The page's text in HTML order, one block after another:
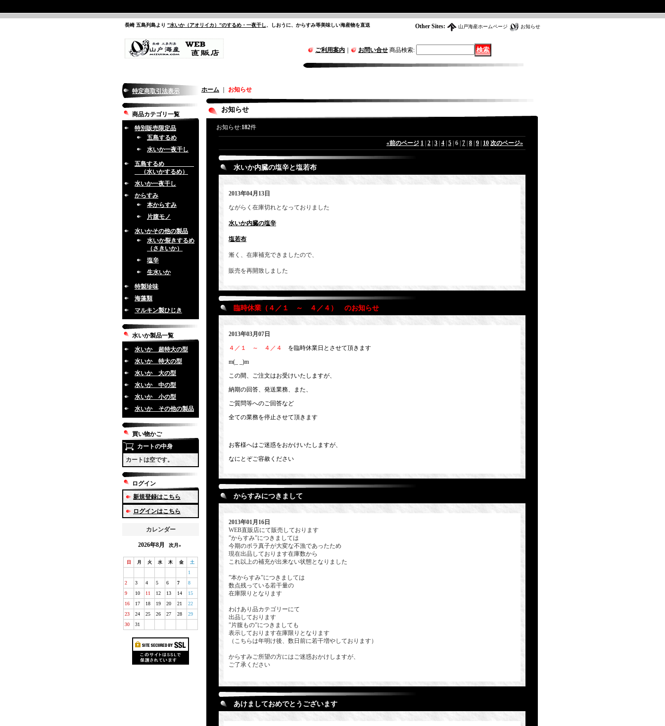
Other Sites: 山戸海産ホームページ お知らせ
長崎 五島列島より ”水いか（アオリイカ）”のするめ・一夜干し、しおうに、からすみ等美味しい海産物を直送
ご利用案内 お問い合せ 商品検索:
特定商取引法表示
商品カテゴリ一覧
特別販売限定品
五島するめ
水いか一夜干し
五島するめ
（水いかするめ）
水いか一夜干し
からすみ
本からすみ
片腹モノ
水いかその他の製品
水いか裂きするめ
（さきいか）
塩辛
生水いか
特製珍味
海藻類
マルキン製ひじき
水いか製品一覧
水いか 超特大の型
水いか 特大の型
水いか 大の型
水いか 中の型
水いか 小の型
水いか その他の製品
買い物かご
カートの中身
カートは空です。
ログイン
新規登録はこちら
ログインはこちら
カレンダー
2026年8月 次月»
日 月 火 水 木 金 土
1
2
3 4 5 6 7
8
9
10 11 12 13 14
15
16
17 18 19 20 21
22
23
24 25 26 27 28
29
30
31
ホーム お知らせ
お知らせ
お知らせ:182件
«前のページ 1 2 3 4 5 6 7 8 9 10 次のページ»
水いか内臓の塩辛と塩若布
2013年04月13日
ながらく在庫切れとなっておりました
水いか内臓の塩辛
塩若布
漸く、在庫補充できましたので、
販売を再開致しました
臨時休業（４／１ ～ ４／４） のお知らせ
2013年03月07日
４／１ ～ ４／４ を臨時休業日とさせて頂きます
m(_ _)m
この間、ご注文はお受けいたしますが、
納期の回答、発送業務、また、
ご質問等へのご回答など
全ての業務を停止させて頂きます
お客様へはご迷惑をおかけいたしますが、
なにとぞご容赦ください
からすみにつきまして
2013年01月16日
WEB直販店にて販売しております
”からすみ”につきましては
今期のボラ真子が大変な不漁であったため
現在出品しております在庫数から
これ以上の補充が出来ない状態となりました
”本からすみ”につきましては
数点残っている若干量の
在庫限りとなります
わけあり品カテゴリーにて
出品しております
”片腹もの”につきましても
表示しております在庫限りとなります
（こちらは年明け後、数日前に若干増やしております）
からすみご所望の方にはご迷惑おかけしますが、
ご了承ください
あけましておめでとうございます